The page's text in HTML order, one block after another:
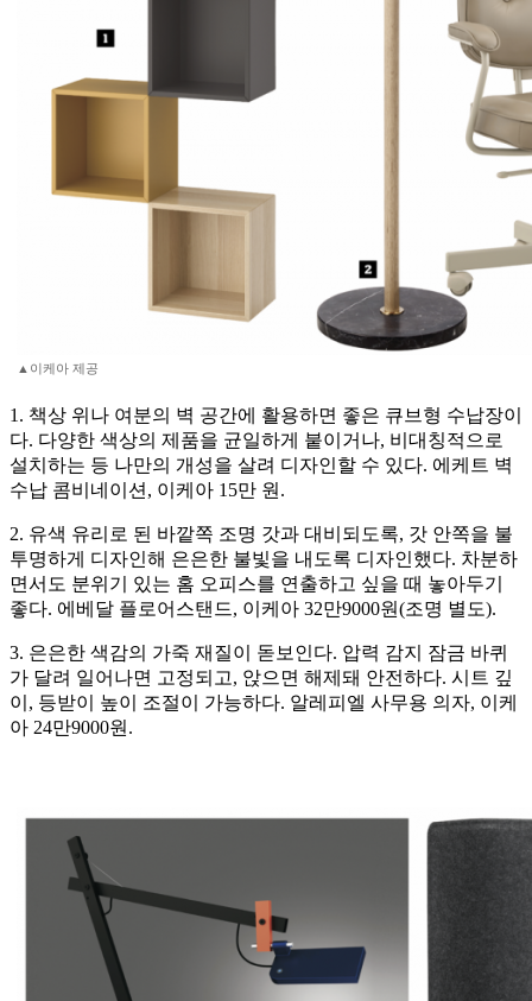
▲이케아 제공
1. 책상 위나 여분의 벽 공간에 활용하면 좋은 큐브형 수납장이
다. 다양한 색상의 제품을 균일하게 붙이거나, 비대칭적으로
설치하는 등 나만의 개성을 살려 디자인할 수 있다. 에케트 벽
수납 콤비네이션, 이케아 15만 원.
2. 유색 유리로 된 바깥쪽 조명 갓과 대비되도록, 갓 안쪽을 불
투명하게 디자인해 은은한 불빛을 내도록 디자인했다. 차분하
면서도 분위기 있는 홈 오피스를 연출하고 싶을 때 놓아두기
좋다. 에베달 플로어스탠드, 이케아 32만9000원(조명 별도).
3. 은은한 색감의 가죽 재질이 돋보인다. 압력 감지 잠금 바퀴
가 달려 일어나면 고정되고, 앉으면 해제돼 안전하다. 시트 깊
이, 등받이 높이 조절이 가능하다. 알레피엘 사무용 의자, 이케
아 24만9000원.